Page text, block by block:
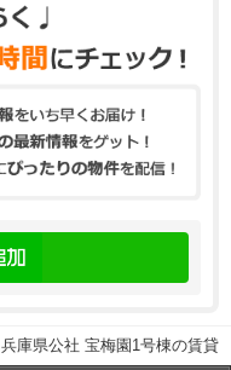
兵庫県公社 宝梅園1号棟の賃貸